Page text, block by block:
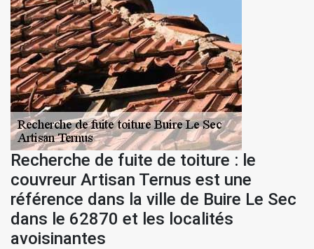
Recherche de fuite de toiture : le
couvreur Artisan Ternus est une
référence dans la ville de Buire Le Sec
dans le 62870 et les localités
avoisinantes